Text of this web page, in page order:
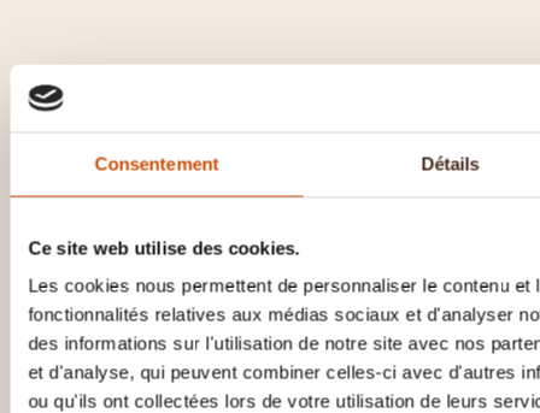
Consentement Détails
Ce site web utilise des cookies.
Les cookies nous permettent de personnaliser le contenu
fonctionnalités relatives aux médias sociaux et d'analyser
des informations sur l'utilisation de notre site avec nos
et d'analyse, qui peuvent combiner celles-ci avec d'autres
ou qu'ils ont collectées lors de votre utilisation de leurs